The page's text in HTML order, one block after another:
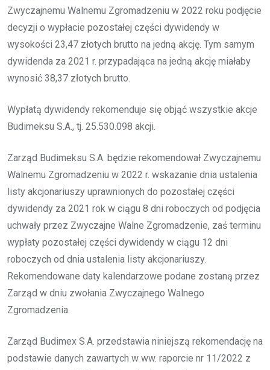
Zwyczajnemu Walnemu Zgromadzeniu w 2022 roku podjęcie
decyzji o wypłacie pozostałej części dywidendy w
wysokości 23,47 złotych brutto na jedną akcję. Tym samym
dywidenda za 2021 r. przypadająca na jedną akcję miałaby
wynosić 38,37 złotych brutto.
Wypłatą dywidendy rekomenduje się objąć wszystkie akcje
Budimeksu S.A., tj. 25.530.098 akcji.
Zarząd Budimeksu S.A. będzie rekomendował Zwyczajnemu
Walnemu Zgromadzeniu w 2022 r. wskazanie dnia ustalenia
listy akcjonariuszy uprawnionych do pozostałej części
dywidendy za 2021 rok w ciągu 8 dni roboczych od podjęcia
uchwały przez Zwyczajne Walne Zgromadzenie, zaś terminu
wypłaty pozostałej części dywidendy w ciągu 12 dni
roboczych od dnia ustalenia listy akcjonariuszy.
Rekomendowane daty kalendarzowe podane zostaną przez
Zarząd w dniu zwołania Zwyczajnego Walnego
Zgromadzenia.
Zarząd Budimex S.A. przedstawia niniejszą rekomendację na
podstawie danych zawartych w ww. raporcie nr 11/2022 z